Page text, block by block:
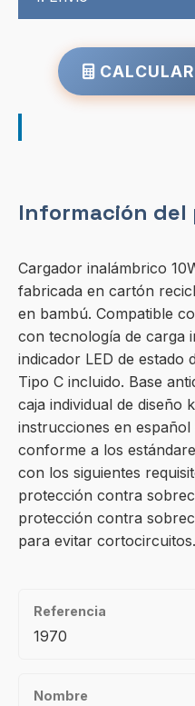
Información
Cargador inalámbrico
fabricada en cartón
en bambú. Compatible
con tecnología de carga
indicador LED de estado
Tipo C incluido. Base
caja individual de diseño
instrucciones en español
conforme a los
con los siguientes
protección contra
protección contra
para evitar cortocircuitos.
Referencia
1970
Nombre